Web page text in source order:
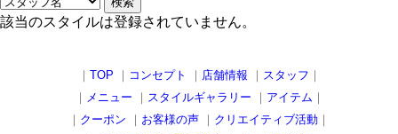
該当のスタイルは登録されていません。
｜ TOP ｜ コンセプト ｜ 店舗情報 ｜ スタッフ ｜
｜ メニュー ｜ スタイルギャラリー ｜ アイテム ｜
｜ クーポン ｜ お客様の声 ｜ クリエイティブ活動 ｜